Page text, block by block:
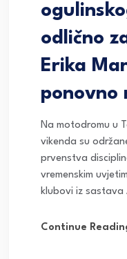
odlično
Erika
ponovno
Na motodromu u
vikenda su
prvenstva
vremenskim
klubovi iz sastava
Continue